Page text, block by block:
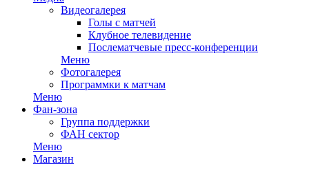
Видеогалерея
Голы с матчей
Клубное телевидение
Послематчевые пресс-конференции
Меню
Фотогалерея
Программки к матчам
Меню
Фан-зона
Группа поддержки
ФАН сектор
Меню
Магазин